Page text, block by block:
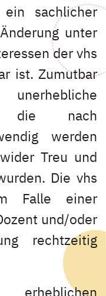
sachlicher
unter
der vhs
ist. Zumutbar
die nach
werden
Treu und
Die vhs
Falle einer
und/oder
rechtzeitig